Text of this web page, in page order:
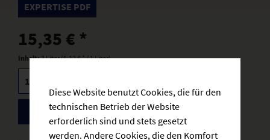
EXPERTISE PDF
15,35 € *
Inhalt:3 Liter (5,12 € * / 1 Liter)
BESTELLEN
Diese Website benutzt Cookies, die für den
technischen Betrieb der Website
erforderlich sind und stets gesetzt
werden. Andere Cookies, die den Komfort